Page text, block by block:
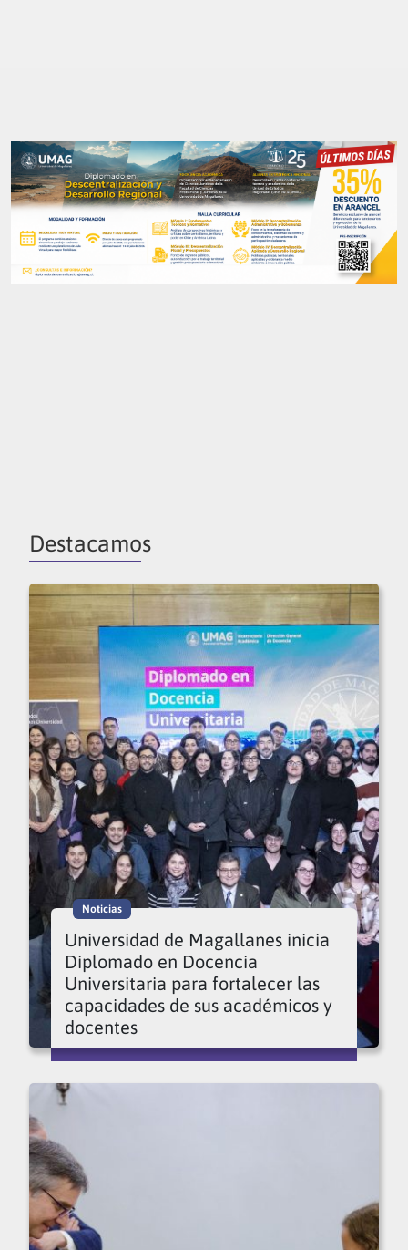
Destacamos
Noticias
Universidad de Magallanes inicia
Diplomado en Docencia
Universitaria para fortalecer las
capacidades de sus académicos y
docentes